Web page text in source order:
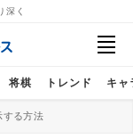
深く
将棋 トレンド キャ
る方法